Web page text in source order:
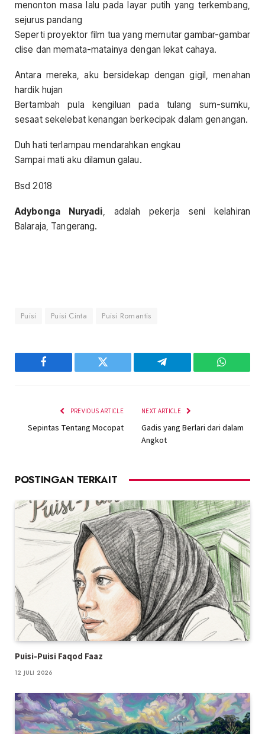
menonton masa lalu pada layar putih yang terkembang,
sejurus pandang
Seperti proyektor film tua yang memutar gambar-gambar
clise dan memata-matainya dengan lekat cahaya.
Antara mereka, aku bersidekap dengan gigil, menahan
hardik hujan
Bertambah pula kengiluan pada tulang sum-sumku,
sesaat sekelebat kenangan berkecipak dalam genangan.
Duh hati terlampau mendarahkan engkau
Sampai mati aku dilamun galau.
Bsd 2018
Adybonga Nuryadi, adalah pekerja seni kelahiran
Balaraja, Tangerang.
Puisi Puisi Cinta Puisi Romantis
Facebook Twitter Telegram
PREVIOUS ARTICLE
Sepintas Tentang Mocopat
NEXT ARTICLE
Gadis yang Berlari dari dalam
Angkot
POSTINGAN TERKAIT
Puisi-Puisi Faqod Faaz
12 JULI 2026